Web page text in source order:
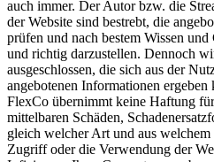
auch immer. Der Autor bzw. die
der Website sind bestrebt, die
prüfen und nach bestem Wissen
und richtig darzustellen. Dennoch
ausgeschlossen, die sich aus der
angebotenen Informationen
FlexCo übernimmt keine Haftung
mittelbaren Schäden,
gleich welcher Art und aus
Zugriff oder die Verwendung der